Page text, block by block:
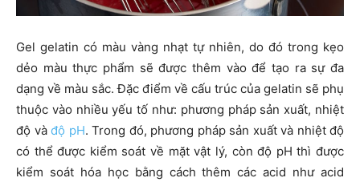
Gel gelatin có màu vàng nhạt tự nhiên, do đó trong kẹo
dẻo màu thực phẩm sẽ được thêm vào để tạo ra sự đa
dạng về màu sắc. Đặc điểm về cấu trúc của gelatin sẽ phụ
thuộc vào nhiều yếu tố như: phương pháp sản xuất, nhiệt
độ và độ pH. Trong đó, phương pháp sản xuất và nhiệt độ
có thể được kiểm soát về mặt vật lý, còn độ pH thì được
kiểm soát hóa học bằng cách thêm các acid như acid